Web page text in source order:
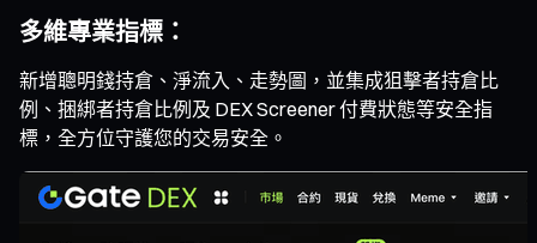
多維專業指標：
新增聰明錢持倉、淨流入、走勢圖，並集成狙擊者持倉比
例、捆綁者持倉比例及 DEX Screener 付費狀態等安全指
標，全方位守護您的交易安全。